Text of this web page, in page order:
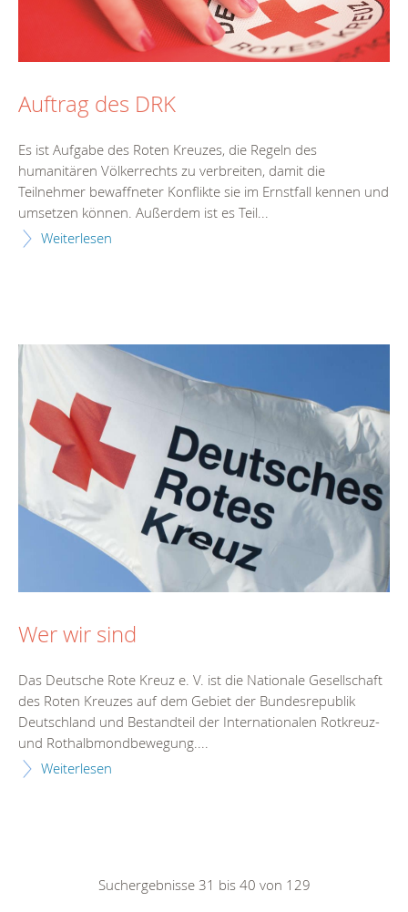
Auftrag des DRK
Es ist Aufgabe des Roten Kreuzes, die Regeln des
humanitären Völkerrechts zu verbreiten, damit die
Teilnehmer bewaffneter Konflikte sie im Ernstfall kennen und
umsetzen können. Außerdem ist es Teil...
Weiterlesen
Wer wir sind
Das Deutsche Rote Kreuz e. V. ist die Nationale Gesellschaft
des Roten Kreuzes auf dem Gebiet der Bundesrepublik
Deutschland und Bestandteil der Internationalen Rotkreuz-
und Rothalbmondbewegung....
Weiterlesen
Suchergebnisse 31 bis 40 von 129